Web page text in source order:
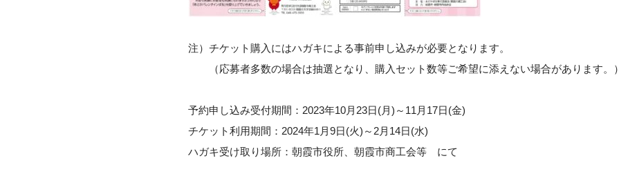
注）チケット購入にはハガキによる事前申し込みが必要となります。
（応募者多数の場合は抽選となり、購入セット数等ご希望に添えない場合があります。）
予約申し込み受付期間：2023年10月23日(月)～11月17日(金)
チケット利用期間：2024年1月9日(火)～2月14日(水)
ハガキ受け取り場所：朝霞市役所、朝霞市商工会等 にて